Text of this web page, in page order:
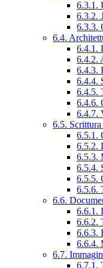
6.3.1.
6.3.2.
6.3.3.
6.4.
6.4.1.
6.4.2.
6.4.3.
6.4.4.
6.4.5.
6.4.6.
6.4.7.
6.5.
6.5.1.
6.5.2.
6.5.3.
6.5.4.
6.5.5.
6.5.6.
6.6.
6.6.1.
6.6.2.
6.6.3.
6.6.4.
6.7.
6.7.1.